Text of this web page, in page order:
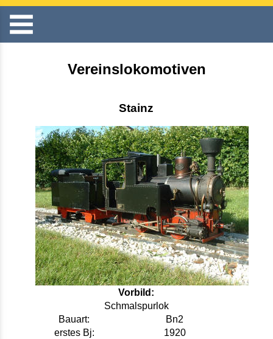
Vereinslokomotiven
Stainz
Vorbild:
Schmalspurlok
Bauart:
Bn2
erstes Bj:
1920